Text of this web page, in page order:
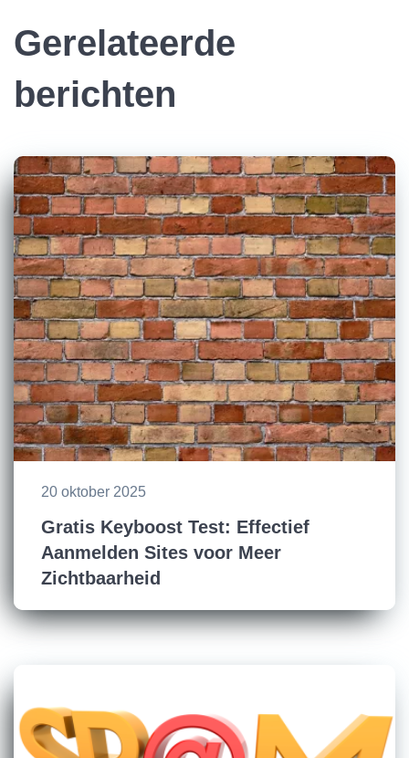
Gerelateerde
berichten
20 oktober 2025
Gratis Keyboost Test: Effectief
Aanmelden Sites voor Meer
Zichtbaarheid